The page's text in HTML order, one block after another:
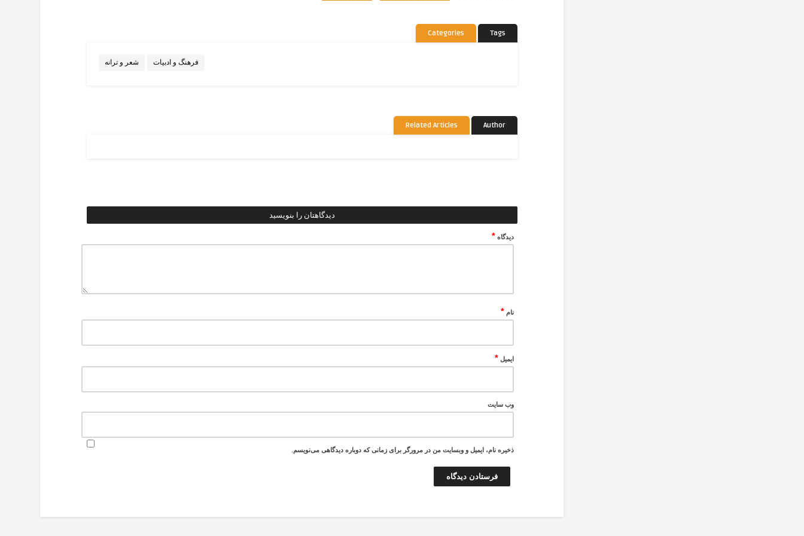
Categories Tags
شعر و ترانه فرهنگ و ادبیات
Related Articles Author
دیدگاهتان را بنویسید
دیدگاه*
نام*
ایمیل*
وب‌ سایت
ذخیره نام، ایمیل و وبسایت من در مرورگر برای زمانی که دوباره دیدگاهی می‌نویسم.